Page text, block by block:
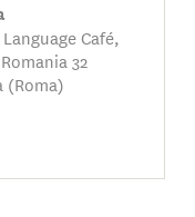
Café,
32
(Roma)